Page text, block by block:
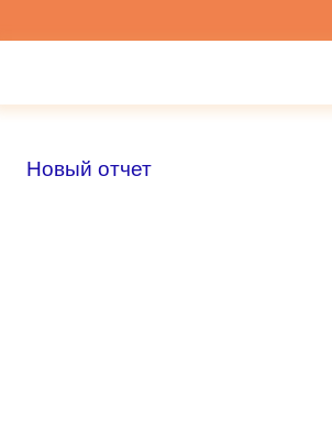
Новый отчет